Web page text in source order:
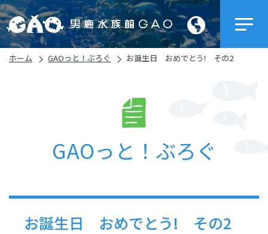
ホーム GAOっと！ぶろぐ お誕生日 おめでとう! その2
GAOっと！ぶろぐ
お誕生日 おめでとう! その2